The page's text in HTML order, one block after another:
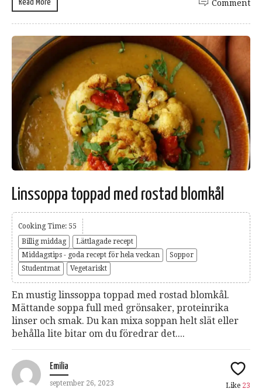
Read More Comment
Linssoppa toppad med rostad blomkål
Cooking Time: 55
Billig middag
Lättlagade recept
Middagstips - goda recept för hela veckan
Soppor
Studentmat
Vegetariskt
En mustig linssoppa toppad med rostad blomkål.
Mättande soppa full med grönsaker, proteinrika
linser och smak. Du kan mixa soppan helt slät eller
behålla lite bitar om du föredrar det....
Emilia
september 26, 2023 Like 23